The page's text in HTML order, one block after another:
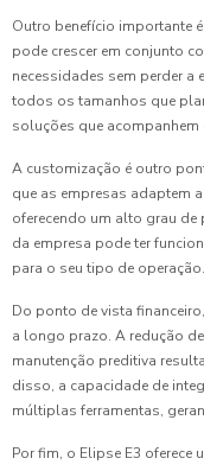
Outro benefício importante
pode crescer em conjunto
necessidades sem perder a
todos os tamanhos que
soluções que acompanhem
A customização é outro
que as empresas adaptem
oferecendo um alto grau
da empresa pode ter
para o seu tipo de operação.
Do ponto de vista
a longo prazo. A redução
manutenção preditiva
disso, a capacidade de
múltiplas ferramentas,
Por fim, o Elipse E3 oferece